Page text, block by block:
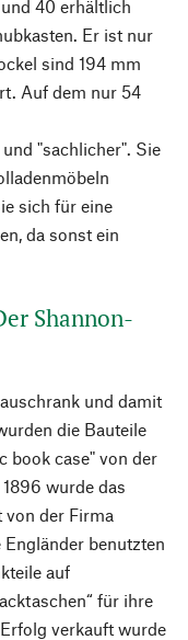
40 erhältlich
Er ist nur
sind 194 mm
Auf dem nur 54
"sachlicher". Sie
sich für eine
da sonst ein
Shannon-
und damit
die Bauteile
book case" von der
wurde das
von der Firma
benutzten
auf
für ihre
verkauft wurde